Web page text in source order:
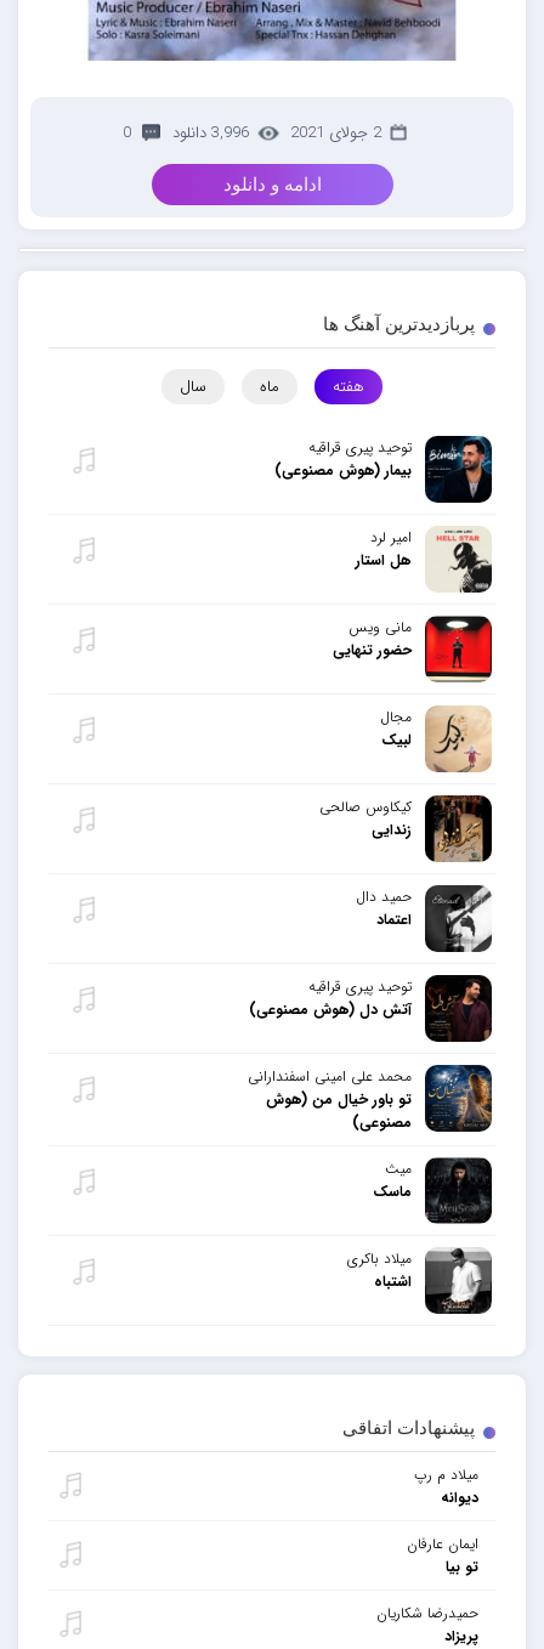
پیشنهادات اتفاقی
میلاد م رپ
دیوانه
ایمان عارفان
تو بیا
حمیدرضا شکاریان
پریزاد
2 جولای 2021 3,996 دانلود 0
ادامه و دانلود
پربازدیدترین آهنگ ها
هفته ماه سال
توحید پیری قراقیه
بیمار (هوش مصنوعی)
امیر لرد
هل استار
مانی ویس
حضور تنهایی
مجال
لبیک
کیکاوس صالحی
زندایی
حمید دال
اعتماد
توحید پیری قراقیه
آتش دل (هوش مصنوعی)
محمد علی امینی اسفندارانی
تو باور خیال من (هوش
مصنوعی)
میث
ماسک
میلاد باکری
اشتباه